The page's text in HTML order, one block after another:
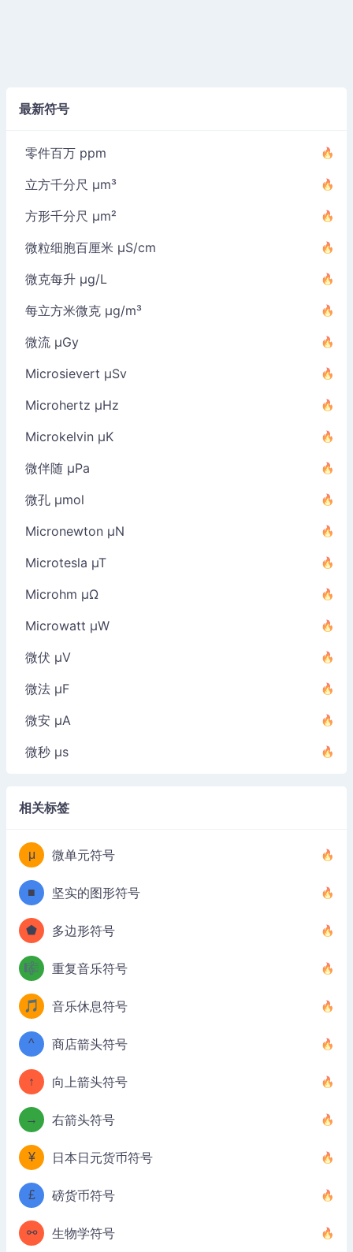
最新符号
零件百万 ppm
立方千分尺 µm³
方形千分尺 µm²
微粒细胞百厘米 µS/cm
微克每升 µg/L
每立方米微克 µg/m³
微流 µGy
Microsievert µSv
Microhertz µHz
Microkelvin µK
微伴随 µPa
微孔 µmol
Micronewton µN
Microtesla µT
Microhm µΩ
Microwatt µW
微伏 µV
微法 µF
微安 µA
微秒 µs
相关标签
μ 微单元符号
■ 坚实的图形符号
⬟ 多边形符号
🎼 重复音乐符号
🎵 音乐休息符号
^ 商店箭头符号
↑ 向上箭头符号
→ 右箭头符号
¥ 日本日元货币符号
£ 磅货币符号
⚯ 生物学符号